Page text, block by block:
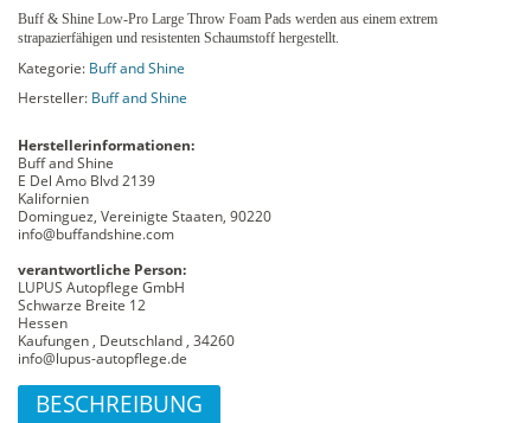
Buff & Shine Low-Pro Large Throw Foam Pads werden aus einem extrem
strapazierfähigen und resistenten Schaumstoff hergestellt.
Kategorie: Buff and Shine
Hersteller: Buff and Shine
Herstellerinformationen:
Buff and Shine
E Del Amo Blvd 2139
Kalifornien
Dominguez, Vereinigte Staaten, 90220
info@buffandshine.com
verantwortliche Person:
LUPUS Autopflege GmbH
Schwarze Breite 12
Hessen
Kaufungen , Deutschland , 34260
info@lupus-autopflege.de
BESCHREIBUNG